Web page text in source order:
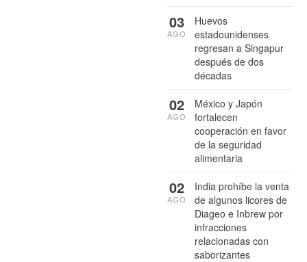
Huevos
estadounidenses
regresan a Singapur
después de dos
décadas
03
AGO
México y Japón
fortalecen
cooperación en favor
de la seguridad
alimentaria
02
AGO
India prohíbe la venta
de algunos licores de
Diageo e Inbrew por
infracciones
relacionadas con
saborizantes
02
AGO